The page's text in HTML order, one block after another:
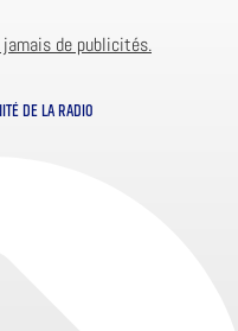
jamais de publicités.
DE LA RADIO